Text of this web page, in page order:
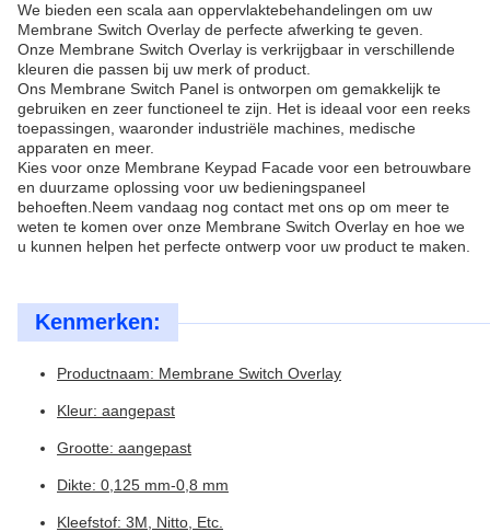
We bieden een scala aan oppervlaktebehandelingen om uw
Membrane Switch Overlay de perfecte afwerking te geven.
Onze Membrane Switch Overlay is verkrijgbaar in verschillende
kleuren die passen bij uw merk of product.
Ons Membrane Switch Panel is ontworpen om gemakkelijk te
gebruiken en zeer functioneel te zijn. Het is ideaal voor een reeks
toepassingen, waaronder industriële machines, medische
apparaten en meer.
Kies voor onze Membrane Keypad Facade voor een betrouwbare
en duurzame oplossing voor uw bedieningspaneel
behoeften.Neem vandaag nog contact met ons op om meer te
weten te komen over onze Membrane Switch Overlay en hoe we
u kunnen helpen het perfecte ontwerp voor uw product te maken.
Kenmerken:
Productnaam: Membrane Switch Overlay
Kleur: aangepast
Grootte: aangepast
Dikte: 0,125 mm-0,8 mm
Kleefstof: 3M, Nitto, Etc.